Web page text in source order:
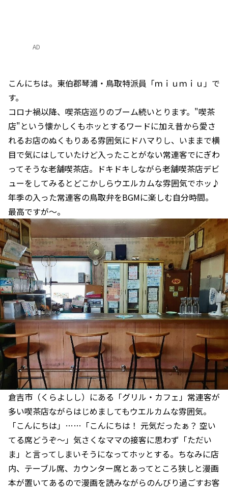
AD
こんにちは。東伯郡琴浦・鳥取特派員「ｍｉｕｍｉｕ」で
す。
コロナ禍以降、喫茶店巡りのブーム続いとります。"喫茶
店"という懐かしくもホッとするワードに加え昔から愛さ
れるお店のぬくもりある雰囲気にドハマりし、いままで横
目で気にはしていたけど入ったことがない常連客でにぎわ
ってそうな老舗喫茶店。ドキドキしながら老舗喫茶店デビ
ューをしてみるとどこかしらウエルカムな雰囲気でホッ♪
年季の入った常連客の鳥取弁をBGMに楽しむ自分時間。
最高ですが～。
倉吉市（くらよしし）にある「グリル・カフェ」常連客が
多い喫茶店ながらはじめましてもウエルカムな雰囲気。
「こんにちは」……「こんにちは！ 元気だったぁ？ 空い
てる席どうぞ～」気さくなママの接客に思わず「ただい
ま」と言ってしまいそうになってホッとする。ちなみに店
内、テーブル席、カウンター席とあってところ狭しと漫画
本が置いてあるので漫画を読みながらのんびり過ごすお客